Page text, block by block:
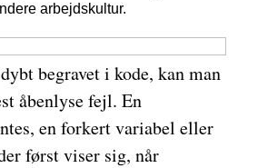
arbejdskultur.
begravet i kode, kan man
åbenlyse fejl. En
en forkert variabel eller
først viser sig, når